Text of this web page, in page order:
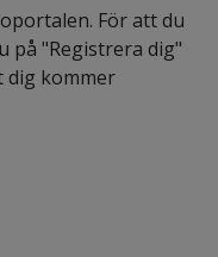
För att du
på "Registrera dig"
dig kommer